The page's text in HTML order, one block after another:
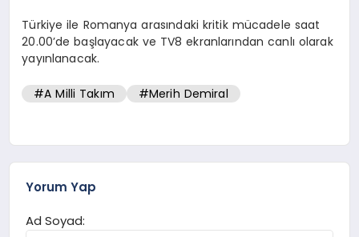
Türkiye ile Romanya arasındaki kritik mücadele saat
20.00’de başlayacak ve TV8 ekranlarından canlı olarak
yayınlanacak.
#A Milli Takım #Merih Demiral
Yorum Yap
Ad Soyad: